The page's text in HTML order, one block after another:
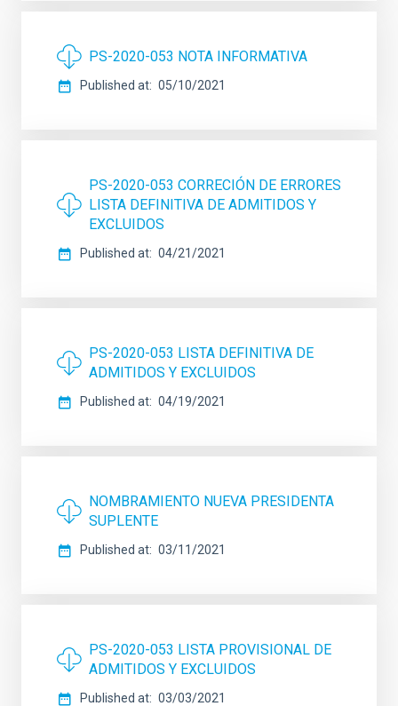
PS-2020-053 NOTA INFORMATIVA
Published at 05/10/2021
PS-2020-053 CORRECIÓN DE ERRORES
LISTA DEFINITIVA DE ADMITIDOS Y
EXCLUIDOS
Published at 04/21/2021
PS-2020-053 LISTA DEFINITIVA DE
ADMITIDOS Y EXCLUIDOS
Published at 04/19/2021
NOMBRAMIENTO NUEVA PRESIDENTA
SUPLENTE
Published at 03/11/2021
PS-2020-053 LISTA PROVISIONAL DE
ADMITIDOS Y EXCLUIDOS
Published at
03/03/2021